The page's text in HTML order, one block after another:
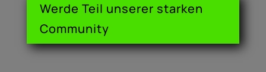
Werde Teil unserer starken
Community